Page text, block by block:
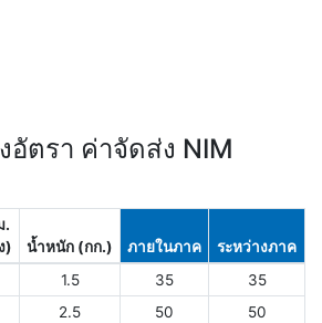
อัตรา ค่าจัดส่ง NIM
.
)
น้ำหนัก (กก.) ภายในภาค
ระหว่างภาค
1.5 35
35
2.5 50
50